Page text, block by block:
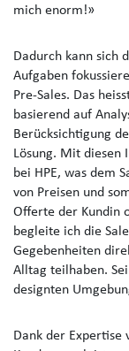
mich enorm!»
Dadurch kann sich
Aufgaben
Pre-Sales. Das
basierend auf
Berücksichtigung
Lösung. Mit
bei HPE, was dem
von Preisen und
Offerte der Kundin
begleite ich die
Gegebenheiten
Alltag teilhaben.
designten
Dank der Expertise